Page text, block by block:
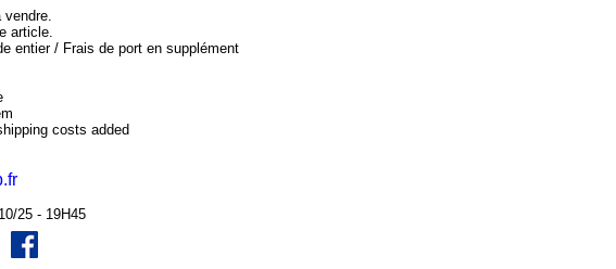
vendre.
article.
entier / Frais de port en supplément
costs added
- 19H45